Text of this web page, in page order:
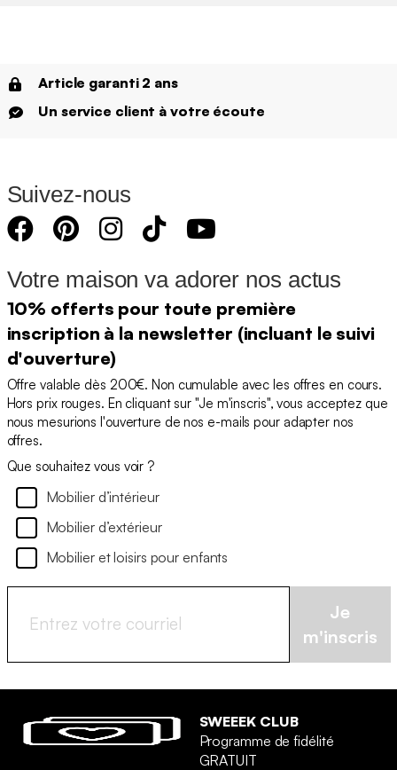
Article garanti 2 ans
Un service client à votre écoute
Suivez-nous
Votre maison va adorer nos actus
10% offerts pour toute première
inscription à la newsletter (incluant le suivi
d'ouverture)
Offre valable dès 200€. Non cumulable avec les offres en cours.
Hors prix rouges. En cliquant sur "Je m'inscris", vous acceptez que
nous mesurions l'ouverture de nos e-mails pour adapter nos
offres.
Que souhaitez vous voir ?
Mobilier d’intérieur
Mobilier d’extérieur
Mobilier et loisirs pour enfants
Je
m'inscris
SWEEEK CLUB
Programme de fidélité
GRATUIT